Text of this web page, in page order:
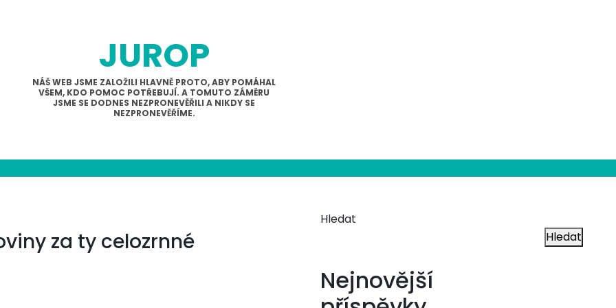
JUROP
NÁŠ WEB JSME ZALOŽILI HLAVNĚ PROTO, ABY POMÁHAL
VŠEM, KDO POMOC POTŘEBUJÍ. A TOMUTO ZÁMĚRU
JSME SE DODNES NEZPRONEVĚŘILI A NIKDY SE
NEZPRONEVĚŘÍME.
za ty celozrnné
Hledat
Hledat
Nejnovější